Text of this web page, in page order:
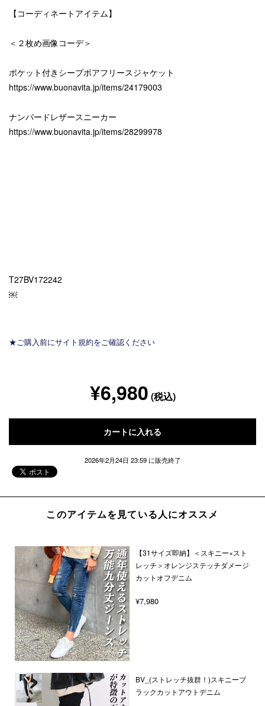
【コーディネートアイテム】
＜２枚め画像コーデ＞
ポケット付きシープボアフリースジャケット
https://www.buonavita.jp/items/24179003
ナンバードレザースニーカー
https://www.buonavita.jp/items/28299978
T27BV172242
￼
★ご購入前にサイト規約をご確認ください
¥6,980 (税込)
2026年2月24日 23:59 に販売終了
このアイテムを見ている人にオススメ
【31サイズ即納】＜スキニー×スト
レッチ＞オレンジステッチダメージ
カットオフデニム
¥7,980
BV_(ストレッチ抜群！)スキニーブ
ラックカットアウトデニム